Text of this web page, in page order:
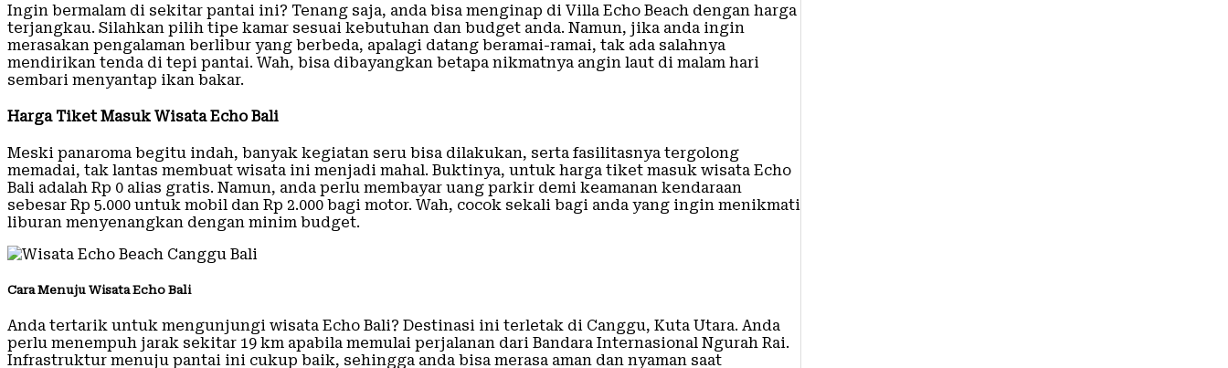
Ingin bermalam di sekitar pantai ini? Tenang saja, anda bisa menginap di Villa Echo Beach dengan harga
terjangkau. Silahkan pilih tipe kamar sesuai kebutuhan dan budget anda. Namun, jika anda ingin
merasakan pengalaman berlibur yang berbeda, apalagi datang beramai-ramai, tak ada salahnya
mendirikan tenda di tepi pantai. Wah, bisa dibayangkan betapa nikmatnya angin laut di malam hari
sembari menyantap ikan bakar.
Harga Tiket Masuk Wisata Echo Bali
Meski panaroma begitu indah, banyak kegiatan seru bisa dilakukan, serta fasilitasnya tergolong
memadai, tak lantas membuat wisata ini menjadi mahal. Buktinya, untuk harga tiket masuk wisata Echo
Bali adalah Rp 0 alias gratis. Namun, anda perlu membayar uang parkir demi keamanan kendaraan
sebesar Rp 5.000 untuk mobil dan Rp 2.000 bagi motor. Wah, cocok sekali bagi anda yang ingin menikmati
liburan menyenangkan dengan minim budget.
Cara Menuju Wisata Echo Bali
Anda tertarik untuk mengunjungi wisata Echo Bali? Destinasi ini terletak di Canggu, Kuta Utara. Anda
perlu menempuh jarak sekitar 19 km apabila memulai perjalanan dari Bandara Internasional Ngurah Rai.
Infrastruktur menuju pantai ini cukup baik, sehingga anda bisa merasa aman dan nyaman saat